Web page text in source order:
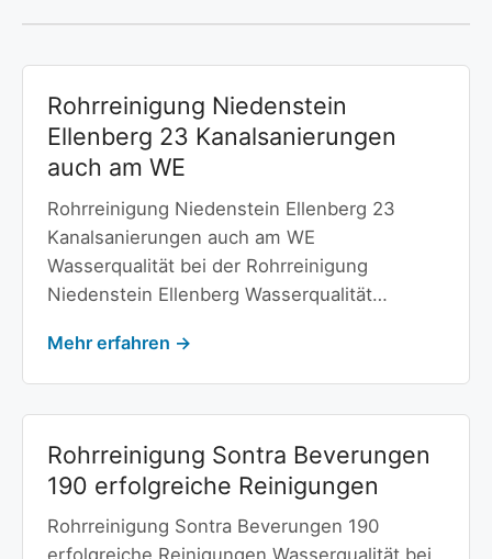
Rohrreinigung Niedenstein
Ellenberg 23 Kanalsanierungen
auch am WE
Rohrreinigung Niedenstein Ellenberg 23
Kanalsanierungen auch am WE
Wasserqualität bei der Rohrreinigung
Niedenstein Ellenberg Wasserqualität…
Mehr erfahren →
Rohrreinigung Sontra Beverungen
190 erfolgreiche Reinigungen
Rohrreinigung Sontra Beverungen 190